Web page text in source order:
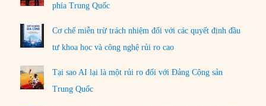
phía Trung Quốc
Cơ chế miễn trừ trách nhiệm đối với các quyết định đầu
tư khoa học và công nghệ rủi ro cao
Tại sao AI lại là một rủi ro đối với Đảng Cộng sản
Trung Quốc